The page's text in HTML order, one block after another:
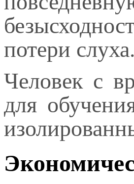
потери слуха.
Человек с
для